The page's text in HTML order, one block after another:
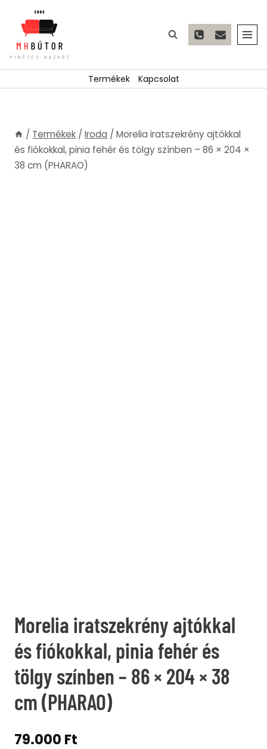
content
Termékek Kapcsolat
/ Termékek / Iroda / Morelia iratszekrény ajtókkal
és fiókokkal, pinia fehér és tölgy színben – 86 × 204 ×
38 cm (PHARAO)
Morelia iratszekrény ajtókkal
és fiókokkal, pinia fehér és
tölgy színben – 86 × 204 × 38
cm (PHARAO)
79.000 Ft